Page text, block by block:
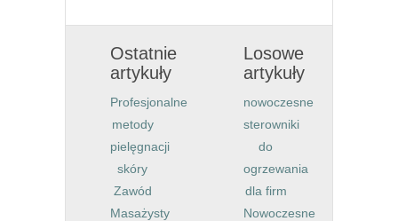
Ostatnie
artykuły
Profesjonalne
metody
pielęgnacji
skóry
Zawód
Masażysty
Losowe
artykuły
nowoczesne
sterowniki
do
ogrzewania
dla firm
Nowoczesne